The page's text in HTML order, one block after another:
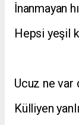
İnanmayan
Hepsi yeşil
Ucuz ne var
Külliyen